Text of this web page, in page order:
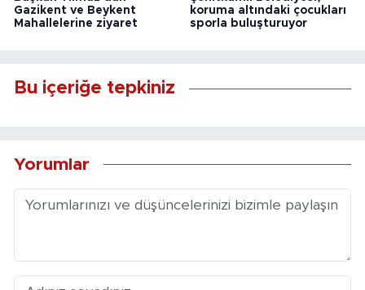
Gazikent ve Beykent
Mahallelerine ziyaret
koruma altındaki çocukları
sporla buluşturuyor
Bu içeriğe tepkiniz
Yorumlar